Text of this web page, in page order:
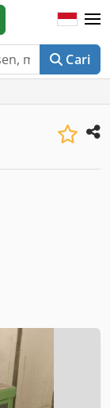
Cari